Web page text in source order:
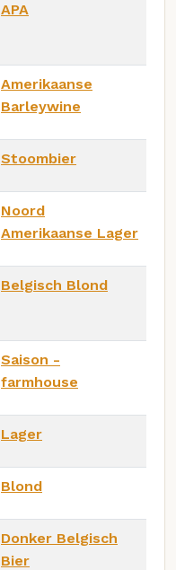
APA
Amerikaanse
Barleywine
Stoombier
Noord
Amerikaanse Lager
Belgisch Blond
Saison -
farmhouse
Lager
Blond
Donker Belgisch
Bier